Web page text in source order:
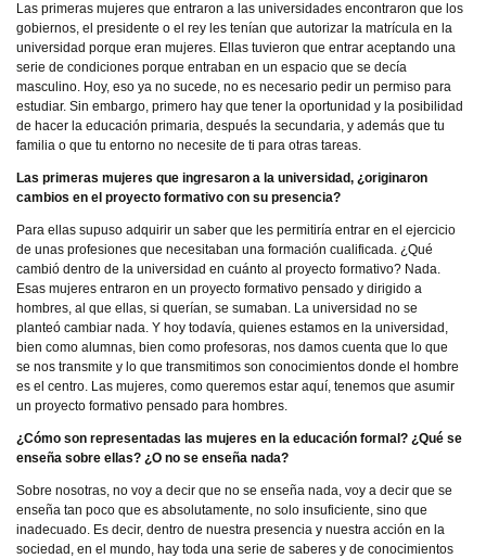
Las primeras mujeres que entraron a las universidades encontraron que los
gobiernos, el presidente o el rey les tenían que autorizar la matrícula en la
universidad porque eran mujeres. Ellas tuvieron que entrar aceptando una
serie de condiciones porque entraban en un espacio que se decía
masculino. Hoy, eso ya no sucede, no es necesario pedir un permiso para
estudiar. Sin embargo, primero hay que tener la oportunidad y la posibilidad
de hacer la educación primaria, después la secundaria, y además que tu
familia o que tu entorno no necesite de ti para otras tareas.
Las primeras mujeres que ingresaron a la universidad, ¿originaron
cambios en el proyecto formativo con su presencia?
Para ellas supuso adquirir un saber que les permitiría entrar en el ejercicio
de unas profesiones que necesitaban una formación cualificada. ¿Qué
cambió dentro de la universidad en cuánto al proyecto formativo? Nada.
Esas mujeres entraron en un proyecto formativo pensado y dirigido a
hombres, al que ellas, si querían, se sumaban. La universidad no se
planteó cambiar nada. Y hoy todavía, quienes estamos en la universidad,
bien como alumnas, bien como profesoras, nos damos cuenta que lo que
se nos transmite y lo que transmitimos son conocimientos donde el hombre
es el centro. Las mujeres, como queremos estar aquí, tenemos que asumir
un proyecto formativo pensado para hombres.
¿Cómo son representadas las mujeres en la educación formal? ¿Qué se
enseña sobre ellas? ¿O no se enseña nada?
Sobre nosotras, no voy a decir que no se enseña nada, voy a decir que se
enseña tan poco que es absolutamente, no solo insuficiente, sino que
inadecuado. Es decir, dentro de nuestra presencia y nuestra acción en la
sociedad, en el mundo, hay toda una serie de saberes y de conocimientos